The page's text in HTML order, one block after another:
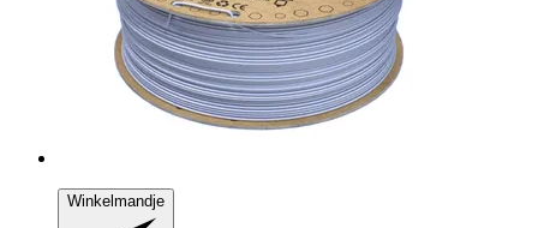
Winkelmandje